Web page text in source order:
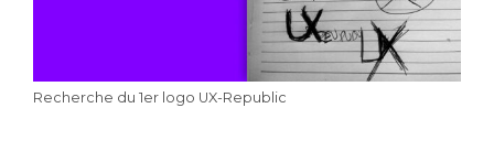
Recherche du 1er logo UX-Republic